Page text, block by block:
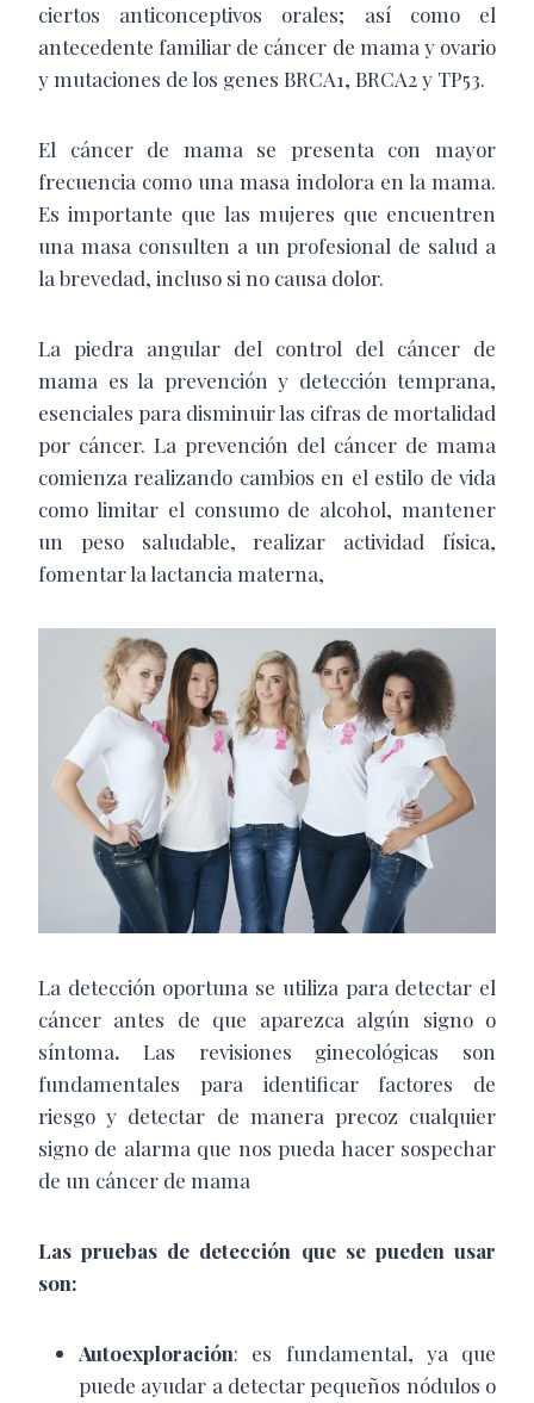
ciertos anticonceptivos orales; así como el
antecedente familiar de cáncer de mama y ovario
y mutaciones de los genes BRCA1, BRCA2 y TP53.
El cáncer de mama se presenta con mayor
frecuencia como una masa indolora en la mama.
Es importante que las mujeres que encuentren
una masa consulten a un profesional de salud a
la brevedad, incluso si no causa dolor.
La piedra angular del control del cáncer de
mama es la prevención y detección temprana,
esenciales para disminuir las cifras de mortalidad
por cáncer. La prevención del cáncer de mama
comienza realizando cambios en el estilo de vida
como limitar el consumo de alcohol, mantener
un peso saludable, realizar actividad física,
fomentar la lactancia materna,
La detección oportuna se utiliza para detectar el
cáncer antes de que aparezca algún signo o
síntoma. Las revisiones ginecológicas son
fundamentales para identificar factores de
riesgo y detectar de manera precoz cualquier
signo de alarma que nos pueda hacer sospechar
de un cáncer de mama
Las pruebas de detección que se pueden usar
son:
Autoexploración: es fundamental, ya que
puede ayudar a detectar pequeños nódulos o